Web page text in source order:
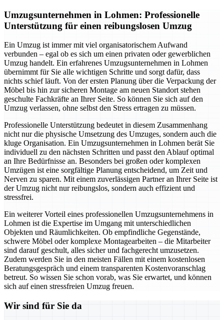
Umzugsunternehmen in Lohmen: Professionelle
Unterstützung für einen reibungslosen Umzug
Ein Umzug ist immer mit viel organisatorischem Aufwand
verbunden – egal ob es sich um einen privaten oder gewerblichen
Umzug handelt. Ein erfahrenes Umzugsunternehmen in Lohmen
übernimmt für Sie alle wichtigen Schritte und sorgt dafür, dass
nichts schief läuft. Von der ersten Planung über die Verpackung der
Möbel bis hin zur sicheren Montage am neuen Standort stehen
geschulte Fachkräfte an Ihrer Seite. So können Sie sich auf den
Umzug verlassen, ohne selbst den Stress ertragen zu müssen.
Professionelle Unterstützung bedeutet in diesem Zusammenhang
nicht nur die physische Umsetzung des Umzuges, sondern auch die
kluge Organisation. Ein Umzugsunternehmen in Lohmen berät Sie
individuell zu den nächsten Schritten und passt den Ablauf optimal
an Ihre Bedürfnisse an. Besonders bei großen oder komplexen
Umzügen ist eine sorgfältige Planung entscheidend, um Zeit und
Nerven zu sparen. Mit einem zuverlässigen Partner an Ihrer Seite ist
der Umzug nicht nur reibungslos, sondern auch effizient und
stressfrei.
Ein weiterer Vorteil eines professionellen Umzugsunternehmens in
Lohmen ist die Expertise im Umgang mit unterschiedlichen
Objekten und Räumlichkeiten. Ob empfindliche Gegenstände,
schwere Möbel oder komplexe Montagearbeiten – die Mitarbeiter
sind darauf geschult, alles sicher und fachgerecht umzusetzen.
Zudem werden Sie in den meisten Fällen mit einem kostenlosen
Beratungsgespräch und einem transparenten Kostenvoranschlag
betreut. So wissen Sie schon vorab, was Sie erwartet, und können
sich auf einen stressfreien Umzug freuen.
Wir sind für Sie da